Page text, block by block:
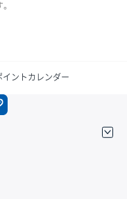
イントカレンダー